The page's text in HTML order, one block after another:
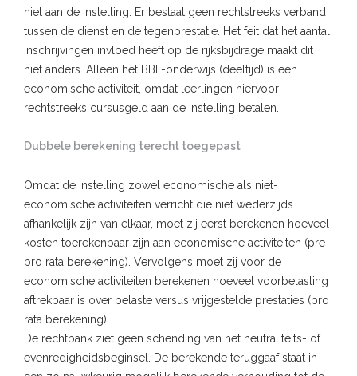
niet aan de instelling. Er bestaat geen rechtstreeks verband
tussen de dienst en de tegenprestatie. Het feit dat het aantal
inschrijvingen invloed heeft op de rijksbijdrage maakt dit
niet anders. Alleen het BBL-onderwijs (deeltijd) is een
economische activiteit, omdat leerlingen hiervoor
rechtstreeks cursusgeld aan de instelling betalen.
Dubbele berekening terecht toegepast
Omdat de instelling zowel economische als niet-
economische activiteiten verricht die niet wederzijds
afhankelijk zijn van elkaar, moet zij eerst berekenen hoeveel
kosten toerekenbaar zijn aan economische activiteiten (pre-
pro rata berekening). Vervolgens moet zij voor de
economische activiteiten berekenen hoeveel voorbelasting
aftrekbaar is over belaste versus vrijgestelde prestaties (pro
rata berekening).
De rechtbank ziet geen schending van het neutraliteits- of
evenredigheidsbeginsel. De berekende teruggaaf staat in